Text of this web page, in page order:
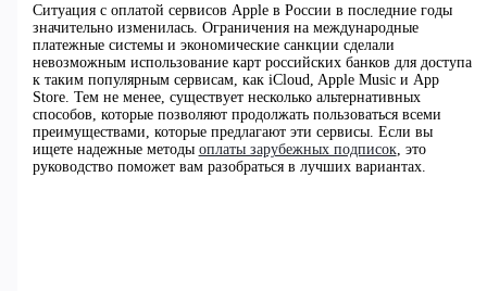
Ситуация с оплатой сервисов Apple в России в последние годы
значительно изменилась. Ограничения на международные
платежные системы и экономические санкции сделали
невозможным использование карт российских банков для доступа
к таким популярным сервисам, как iCloud, Apple Music и App
Store. Тем не менее, существует несколько альтернативных
способов, которые позволяют продолжать пользоваться всеми
преимуществами, которые предлагают эти сервисы. Если вы
ищете надежные методы оплаты зарубежных подписок, это
руководство поможет вам разобраться в лучших вариантах.